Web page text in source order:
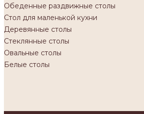
Обеденные раздвижные столы
Стол для маленькой кухни
Деревянные столы
Стеклянные столы
Овальные столы
Белые столы